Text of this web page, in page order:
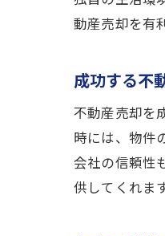
動産売却を有
成功する不
不動産売却を
時には、物件
会社の信頼性
供してくれま